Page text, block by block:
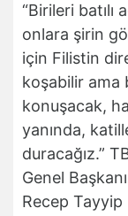
“Birileri batılı
onlara şirin
için Filistin
koşabilir ama
konuşacak,
yanında,
duracağız.”
Genel
Recep Tayyip